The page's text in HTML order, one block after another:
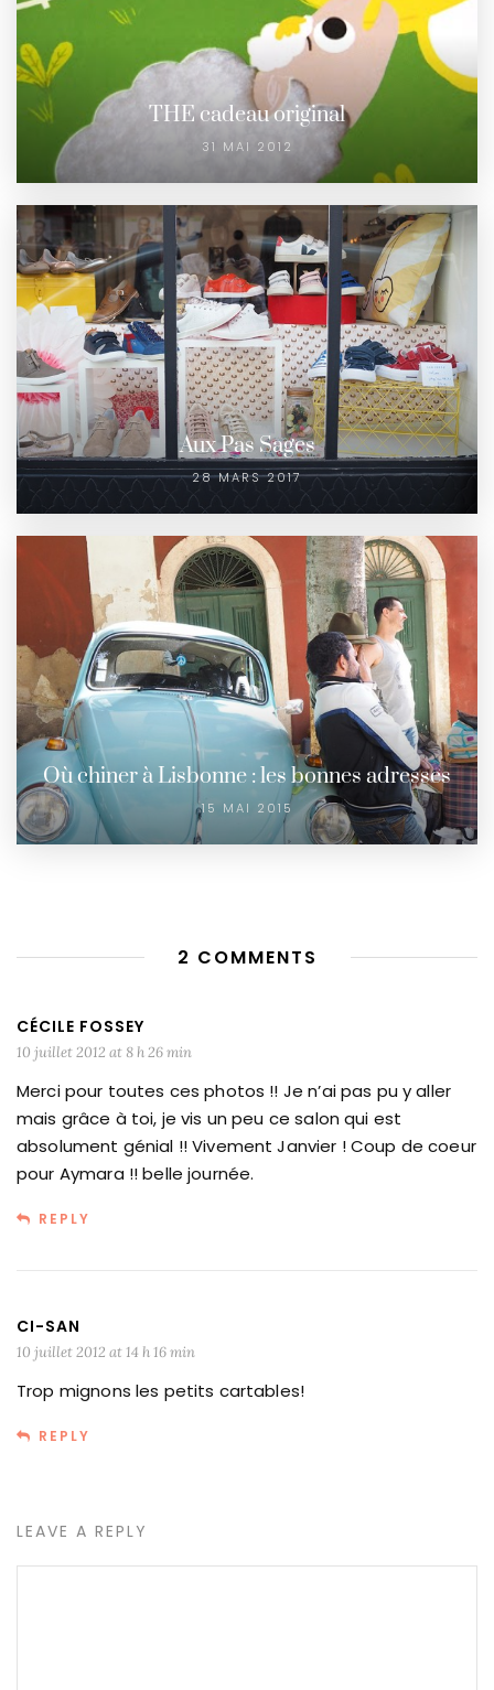
THE cadeau original
31 MAI 2012
Aux Pas Sages
28 MARS 2017
Où chiner à Lisbonne : les bonnes adresses
15 MAI 2015
2 COMMENTS
CÉCILE FOSSEY
10 juillet 2012 at 8 h 26 min
Merci pour toutes ces photos !! Je n’ai pas pu y aller
mais grâce à toi, je vis un peu ce salon qui est
absolument génial !! Vivement Janvier ! Coup de coeur
pour Aymara !! belle journée.
REPLY
CI-SAN
10 juillet 2012 at 14 h 16 min
Trop mignons les petits cartables!
REPLY
LEAVE A REPLY